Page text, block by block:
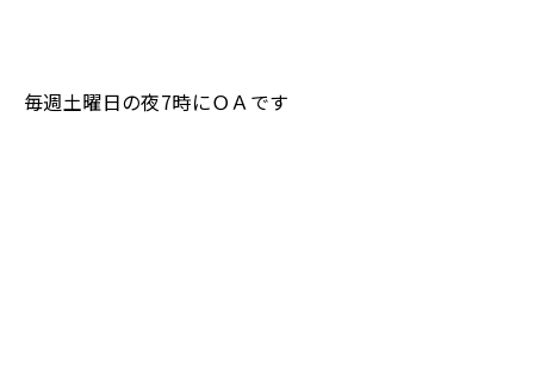
毎週土曜日の夜7時にＯＡです